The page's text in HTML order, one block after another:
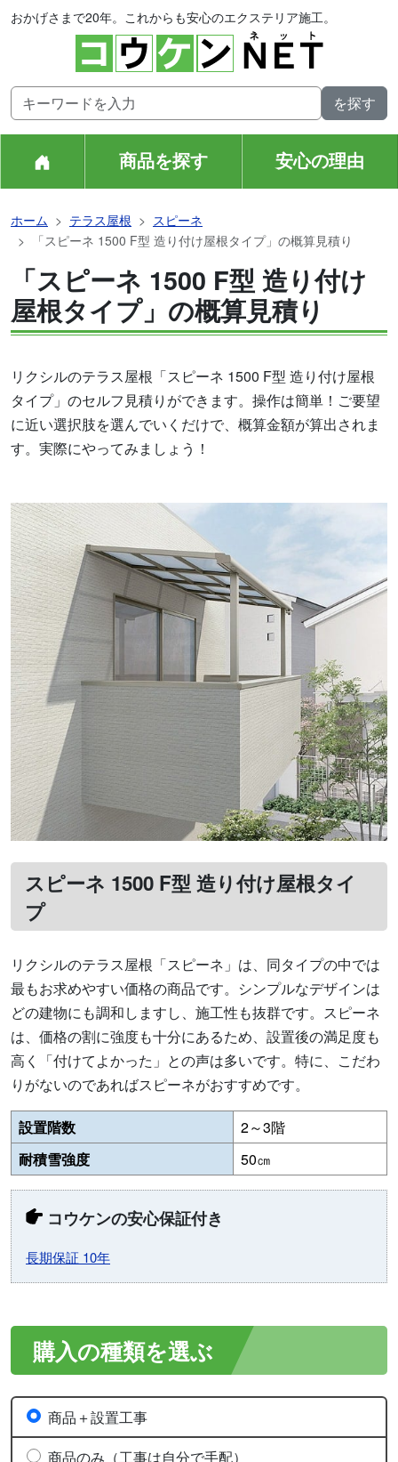
おかげさまで20年。これからも安心のエクステリア施工。
商品を探す 安心の理由
ホーム テラス屋根
スピーネ
「スピーネ 1500 F型 造り付け屋根タイプ」の概算見積り
「スピーネ 1500 F型 造り付け
屋根タイプ」の概算見積り
リクシルのテラス屋根「スピーネ 1500 F型 造り付け屋根
タイプ」のセルフ見積りができます。操作は簡単！ご要望
に近い選択肢を選んでいくだけで、概算金額が算出されま
す。実際にやってみましょう！
スピーネ 1500 F型 造り付け屋根タイ
プ
リクシルのテラス屋根「スピーネ」は、同タイプの中では
最もお求めやすい価格の商品です。シンプルなデザインは
どの建物にも調和しますし、施工性も抜群です。スピーネ
は、価格の割に強度も十分にあるため、設置後の満足度も
高く「付けてよかった」との声は多いです。特に、こだわ
りがないのであればスピーネがおすすめです。
設置階数
2～3階
耐積雪強度
50㎝
コウケンの安心保証付き
長期保証 10年
購入の種類を選ぶ
商品＋設置工事
商品のみ（工事は自分で手配）